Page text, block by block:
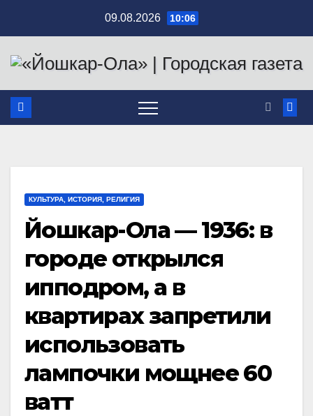
содержимому
09.08.2026 10:06
КУЛЬТУРА, ИСТОРИЯ, РЕЛИГИЯ
Йошкар-Ола — 1936: в
городе открылся
ипподром, а в
квартирах запретили
использовать
лампочки мощнее 60
ватт